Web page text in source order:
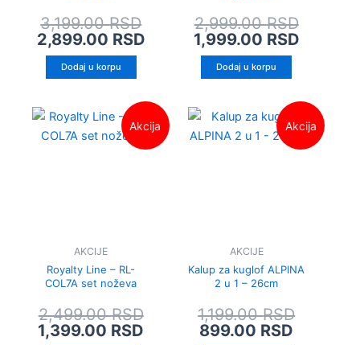
3,199.00RSD
2,899.00 RSD
Dodaj u korpu
2,999.00RSD
1,999.00 RSD
Dodaj u korpu
Akcija
AKCIJE
Royalty Line – RL-
COL7A set noževa
2,499.00RSD
Originalna
cena
je
1,399.00 RSD
Trenutna
cena
je:
Akcija
AKCIJE
Kalup za kuglof ALPINA
2 u 1 – 26cm
1,199.00RSD
cena
je
899.00 RSD
cena
je: